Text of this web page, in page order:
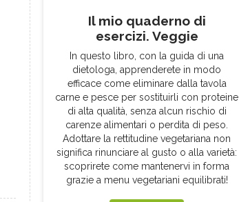
Il mio quaderno di
esercizi. Veggie
In questo libro, con la guida di una
dietologa, apprenderete in modo
efficace come eliminare dalla tavola
carne e pesce per sostituirli con proteine
di alta qualità, senza alcun rischio di
carenze alimentari o perdita di peso.
Adottare la rettitudine vegetariana non
significa rinunciare al gusto o alla varietà:
scoprirete come mantenervi in forma
grazie a menu vegetariani equilibrati!